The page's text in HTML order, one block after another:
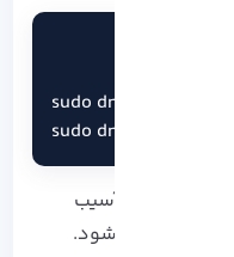
sudo dnf update -y
sudo dnf upgrade -y
باعث کاهش آسیب‌
سرویس‌ ها می‌ شود.